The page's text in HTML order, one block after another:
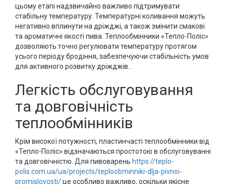
цьому етапі надзвичайно важливо підтримувати
стабільну температуру. Температурні коливання можуть
негативно вплинути на дріжджі, а також змінити смакові
та ароматичні якості пива. Теплообмінники «Тепло-Поліс»
дозволяють точно регулювати температуру протягом
усього періоду бродіння, забезпечуючи стабільність умов
для активного розвитку дріжджів..
Легкість обслуговування
та довговічність
теплообмінників
Крім високої потужності, пластинчасті теплообмінники від
«Тепло-Поліс» відзначаються простотою в обслуговуванні
та довговічністю. Для пивоварень https://teplo-
polis.com.ua/ua/projects/teploobminniki-dlja-pivnoi-
promislovosti/це особливо важливо, оскільки якісне